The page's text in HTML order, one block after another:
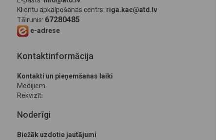
Klientu apkalpošanas centrs: riga.kac@atd.lv
Tālrunis: 67280485
e-adrese
Kontaktinformācija
Kontakti un pieņemšanas laiki
Medijiem
Rekvizīti
Noderīgi
Biežāk uzdotie jautājumi